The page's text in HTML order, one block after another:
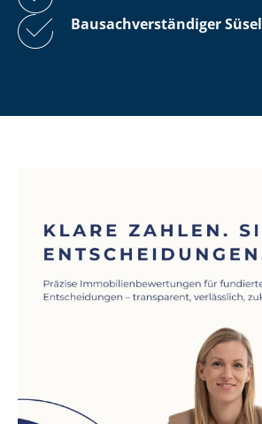
Bau­sach­ver­stän­di­ger Süsel